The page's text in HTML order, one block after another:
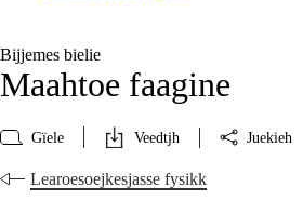
Bijjemes bielie
Maahtoe faagine
Gïele Veedtjh Juekieh
Learoesoejkesjasse fysikk